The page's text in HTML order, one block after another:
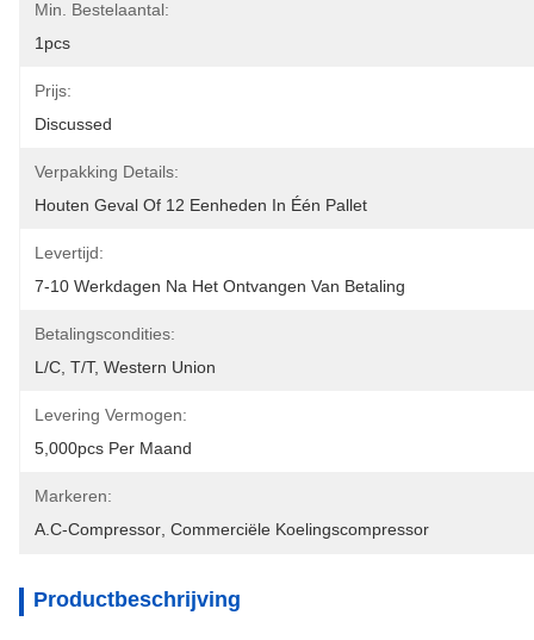
Min. Bestelaantal:
1pcs
Prijs:
Discussed
Verpakking Details:
Houten Geval Of 12 Eenheden In Één Pallet
Levertijd:
7-10 Werkdagen Na Het Ontvangen Van Betaling
Betalingscondities:
L/C, T/T, Western Union
Levering Vermogen:
5,000pcs Per Maand
Markeren:
A.c-Compressor Commerciële Koelingscompressor
Productbeschrijving